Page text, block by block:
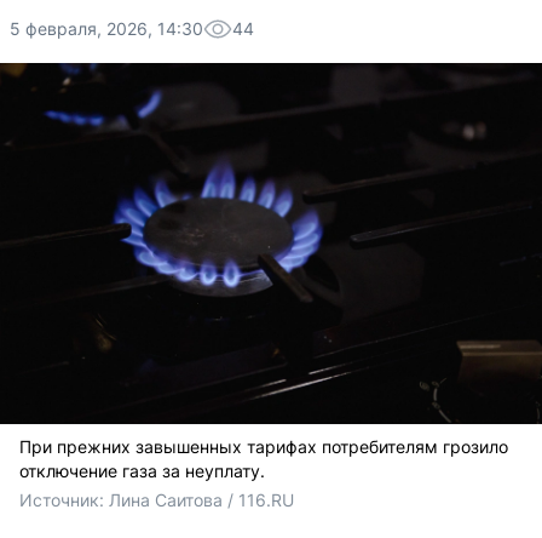
5 февраля, 2026, 14:30 44
При прежних завышенных тарифах потребителям грозило
отключение газа за неуплату.
Источник: Лина Саитова / 116.RU